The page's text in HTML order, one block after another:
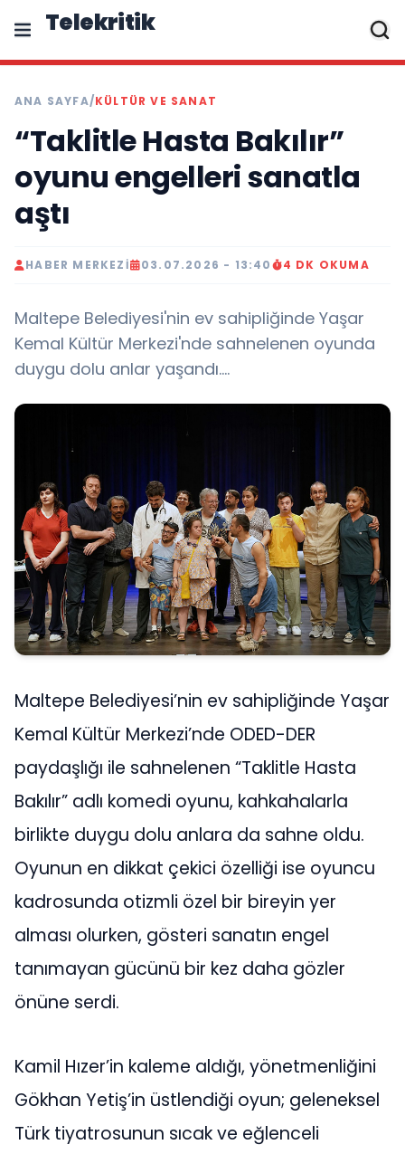
Telekritik
ANA SAYFA/KÜLTÜR VE SANAT
“Taklitle Hasta Bakılır”
oyunu engelleri sanatla
aştı
HABER MERKEZI 03.07.2026 - 13:40 4 DK OKUMA
Maltepe Belediyesi'nin ev sahipliğinde Yaşar
Kemal Kültür Merkezi'nde sahnelenen oyunda
duygu dolu anlar yaşandı....
Maltepe Belediyesi’nin ev sahipliğinde Yaşar
Kemal Kültür Merkezi’nde ODED-DER
paydaşlığı ile sahnelenen “Taklitle Hasta
Bakılır” adlı komedi oyunu, kahkahalarla
birlikte duygu dolu anlara da sahne oldu.
Oyunun en dikkat çekici özelliği ise oyuncu
kadrosunda otizmli özel bir bireyin yer
alması olurken, gösteri sanatın engel
tanımayan gücünü bir kez daha gözler
önüne serdi.
Kamil Hızer’in kaleme aldığı, yönetmenliğini
Gökhan Yetiş’in üstlendiği oyun; geleneksel
Türk tiyatrosunun sıcak ve eğlenceli